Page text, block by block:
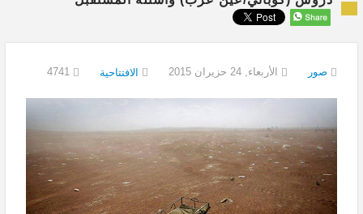
صور الأربعاء, 24 حزيران 2015 الافتتاحية